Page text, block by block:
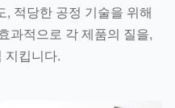
적당한 공정 기술을 위해
과적으로 각 제품의 질을,
지킵니다.